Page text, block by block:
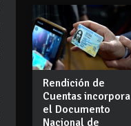
Rendición de
Cuentas incorpora
el Documento
Nacional de